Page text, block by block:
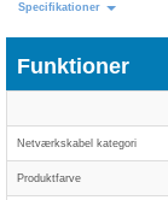
Specifikationer
Funktioner
Netværkskabel kategori
Produktfarve